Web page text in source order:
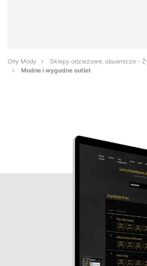
Orły Mody
Sklepy odzieżowe, obuwnicze -
Modne i wygodne outlet